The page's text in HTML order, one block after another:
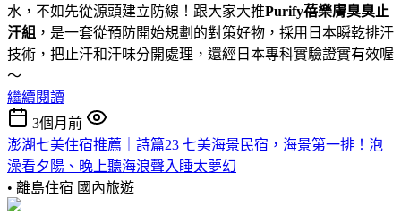
水，不如先從源頭建立防線！跟大家大推Purify蓓樂膚臭臭止
汗組 ，是一套從預防開始規劃的對策好物，採用日本瞬乾排汗
技術，把止汗和汗味分開處理，還經日本專科實驗證實有效喔
～
繼續閱讀
3個月前
澎湖七美住宿推薦｜詩篇23 七美海景民宿，海景第一排！泡
澡看夕陽、晚上聽海浪聲入睡太夢幻
• 離島住宿 國內旅遊